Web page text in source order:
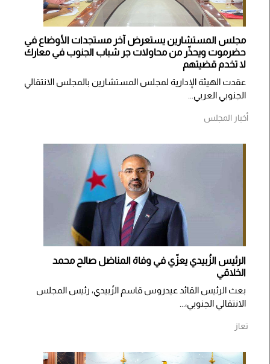
مجلس المستشارين يستعرض آخر مستجدات الأوضاع في
حضرموت ويحذّر من محاولات جر شباب الجنوب في معارك
لا تخدم قضيتهم
عقدت الهيئة الإدارية لمجلس المستشارين بالمجلس الانتقالي
الجنوبي العربي...
أخبار المجلس
الرئيس الزُبيدي يعزّي في وفاة المناضل صالح محمد
الخلاقي
بعث الرئيس القائد عيدروس قاسم الزُبيدي، رئيس المجلس
الانتقالي الجنوبي،...
تعاز